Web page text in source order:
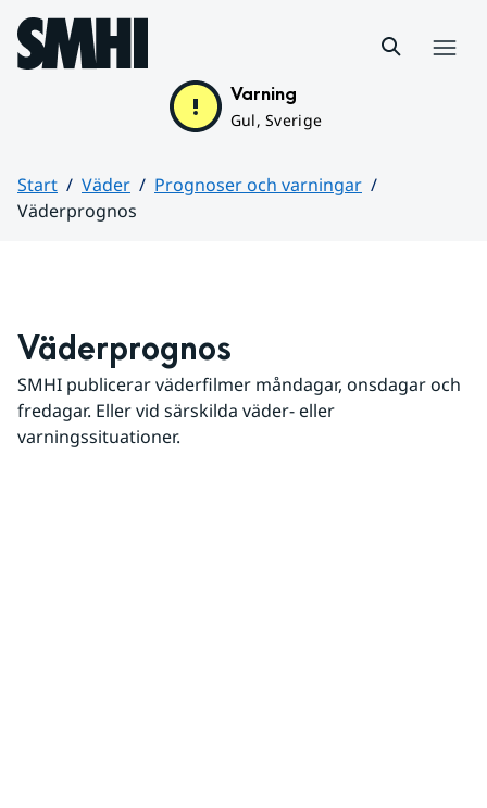
Hoppa till sidans innehåll
Varning
Gul, Sverige
Start Väder
Prognoser och varningar
Väderprognos
Väderprognos
SMHI publicerar väderfilmer måndagar, onsdagar och
fredagar. Eller vid särskilda väder- eller
varningssituationer.